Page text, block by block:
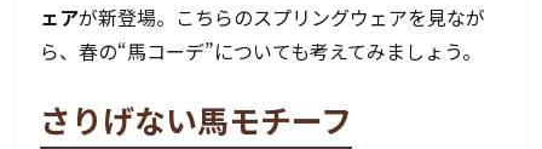
ェアが新登場。こちらのスプリングウェアを見なが
ら、春の“馬コーデ”についても考えてみましょう。
さりげない馬モチーフ